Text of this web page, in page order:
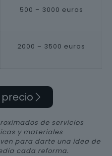
500 – 3000 euros
2000 – 3500 euros
de servicios
y materiales
para darte una idea de
cada reforma.